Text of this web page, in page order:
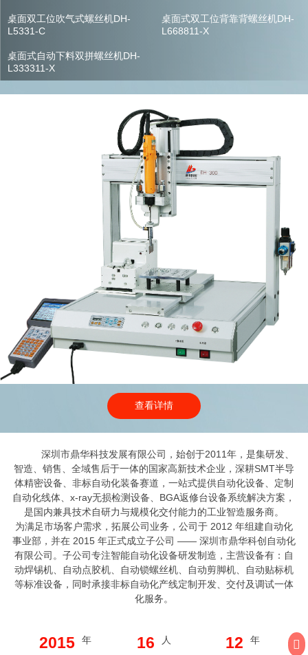
桌面双工位吹气式螺丝机DH-
L5331-C
桌面式双工位背靠背螺丝机DH-
L668811-X
桌面式自动下料双拼螺丝机DH-
L333311-X
查看详情
深圳市鼎华科技发展有限公司，始创于2011年，是集研发、
智造、销售、全域售后于一体的国家高新技术企业，深耕SMT半导
体精密设备、非标自动化装备赛道，一站式提供自动化设备、定制
自动化线体、x-ray无损检测设备、BGA返修台设备系统解决方案，
是国内兼具技术自研力与规模化交付能力的工业智造服务商。
为满足市场客户需求，拓展公司业务，公司于 2012 年组建自动化
事业部，并在 2015 年正式成立子公司 —— 深圳市鼎华科创自动化
有限公司。子公司专注智能自动化设备研发制造，主营设备有：自
动焊锡机、自动点胶机、自动锁螺丝机、自动剪脚机、自动贴标机
等标准设备，同时承接非标自动化产线定制开发、交付及调试一体
化服务。
2015 年 16 人 12 年